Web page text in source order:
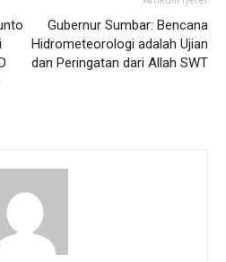
Gubernur Sumbar: Bencana
Hidrometeorologi adalah Ujian
dan Peringatan dari Allah SWT